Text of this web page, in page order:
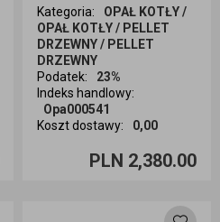
Kategoria:
OPAŁ KOTŁY /
OPAŁ KOTŁY / PELLET
DRZEWNY / PELLET
DRZEWNY
Podatek:
23%
Indeks handlowy:
Opa000541
Koszt dostawy: 0,00
PLN 2,380.00
Ilość sztuk